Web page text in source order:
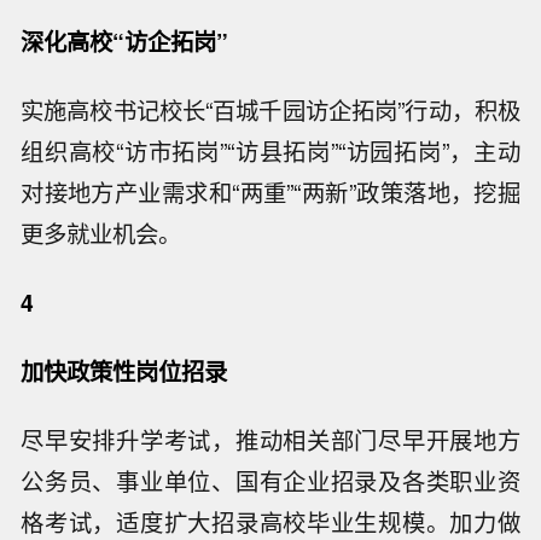
深化高校“访企拓岗”
实施高校书记校长“百城千园访企拓岗”行动，积极
组织高校“访市拓岗”“访县拓岗”“访园拓岗”，主动
对接地方产业需求和“两重”“两新”政策落地，挖掘
更多就业机会。
4
加快政策性岗位招录
尽早安排升学考试，推动相关部门尽早开展地方
公务员、事业单位、国有企业招录及各类职业资
格考试，适度扩大招录高校毕业生规模。加力做